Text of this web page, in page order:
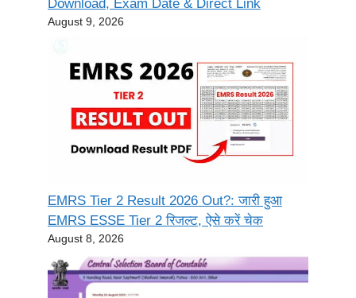
Download, Exam Date & Direct Link
August 9, 2026
EMRS Tier 2 Result 2026 Out?: जारी हुआ
EMRS ESSE Tier 2 रिजल्ट, ऐसे करें चेक
August 8, 2026